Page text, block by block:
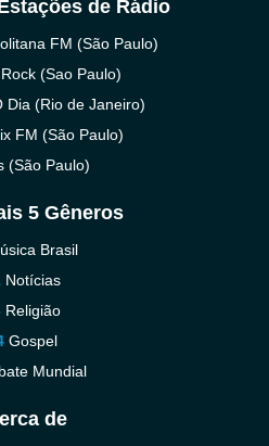
de Rádio
FM (São Paulo)
(Sao Paulo)
Dia (Rio de Janeiro)
FM (São Paulo)
(São Paulo)
5 Gêneros
Brasil
Notícias
Religião
Gospel
Mundial
de